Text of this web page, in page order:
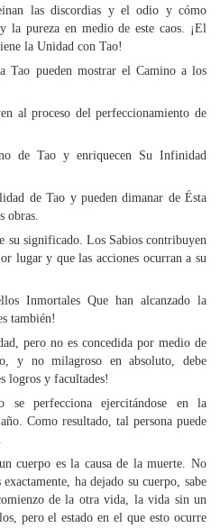
las discordias y el odio y cómo
pureza en medio de este caos. ¡El
la Unidad con Tao!
Tao pueden mostrar el Camino a los
al proceso del perfeccionamiento de
de Tao y enriquecen Su Infinidad
de Tao y pueden dimanar de Ésta
obras.
su significado. Los Sabios contribuyen
lugar y que las acciones ocurran a su
Inmortales Que han alcanzado la
también!
pero no es concedida por medio de
y no milagroso en absoluto, debe
logros y facultades!
se perfecciona ejercitándose en la
Como resultado, tal persona puede
cuerpo es la causa de la muerte. No
ha dejado su cuerpo, sabe
de la otra vida, la vida sin un
pero el estado en el que esto ocurre